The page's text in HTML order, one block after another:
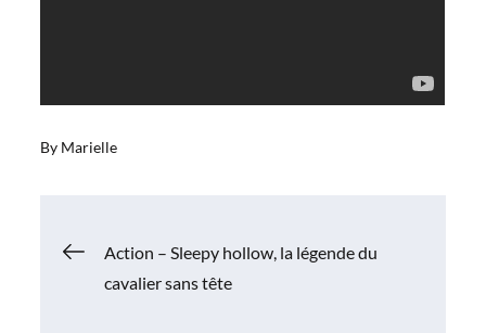
By Marielle
Navigation
Action – Sleepy hollow, la légende du
cavalier sans tête